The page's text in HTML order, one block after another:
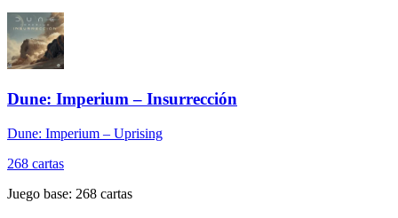
Dune: Imperium – Insurrección
Dune: Imperium – Uprising
268 cartas
Juego base: 268 cartas